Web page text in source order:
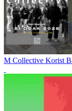
M Collective Korist